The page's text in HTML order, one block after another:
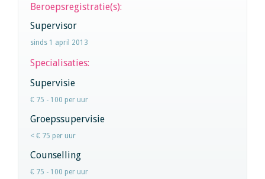
Beroepsregistratie(s):
Supervisor
sinds 1 april 2013
Specialisaties:
Supervisie
€ 75 - 100 per uur
Groepssupervisie
< € 75 per uur
Counselling
€ 75 - 100 per uur